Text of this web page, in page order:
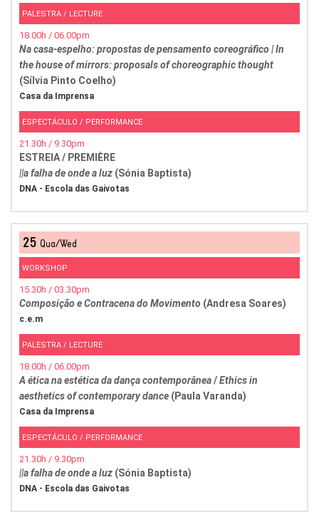
PALESTRA / LECTURE
18.00h / 06.00pm
Na casa-espelho: propostas de pensamento coreográfico | In
the house of mirrors: proposals of choreographic thought
(Sílvia Pinto Coelho)
Casa da Imprensa
ESPECTÁCULO / PERFORMANCE
21.30h / 9.30pm
ESTREIA / PREMIÈRE
||a falha de onde a luz (Sónia Baptista)
DNA - Escola das Gaivotas
25 Qua/Wed
WORKSHOP
15.30h / 03.30pm
Composição e Contracena do Movimento (Andresa Soares)
c.e.m
PALESTRA / LECTURE
18.00h / 06.00pm
A ética na estética da dança contemporânea/Ethics in
aesthetics of contemporary dance (Paula Varanda)
Casa da Imprensa
ESPECTÁCULO / PERFORMANCE
21.30h / 9.30pm
||a falha de onde a luz (Sónia Baptista)
DNA - Escola das Gaivotas